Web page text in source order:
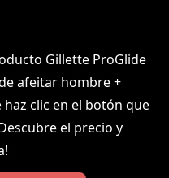
Gillette ProGlide
afeitar hombre +
clic en el botón que
el precio y